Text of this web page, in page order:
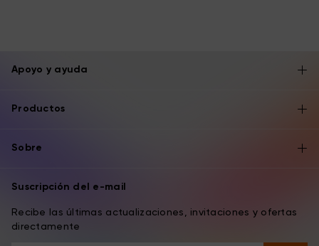
Apoyo y ayuda
Productos
Sobre
Suscripción del e-mail
Recibe las últimas actualizaciones, invitaciones y ofertas
directamente